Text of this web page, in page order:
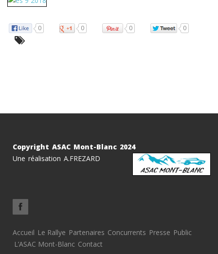
0 0 0 0
Copyright ASAC Mont-Blanc 2024
Une réalisation A.FREZARD
Accueil Le Rallye Partenaires Concurrents Presse Public
L’ASAC Mont-Blanc Contact